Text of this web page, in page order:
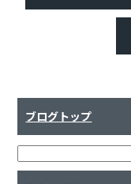
ブログトップ